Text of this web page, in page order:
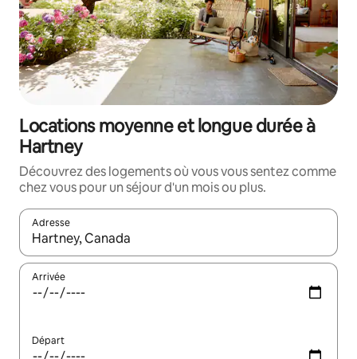
Locations moyenne et longue durée à
Hartney
Découvrez des logements où vous vous sentez comme
chez vous pour un séjour d'un mois ou plus.
Adresse
Lorsque les résultats s'affichent, utilisez les flèches vers le
Arrivée
Départ